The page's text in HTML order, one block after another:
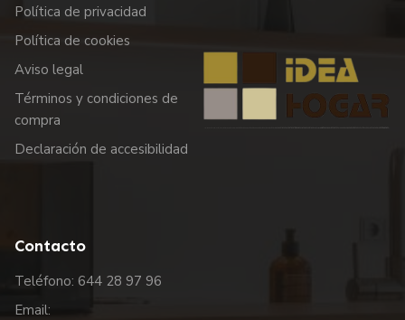
Política de privacidad
Política de cookies
Aviso legal
Términos y condiciones de
compra
Declaración de accesibilidad
Contacto
Teléfono: 644 28 97 96
Email: